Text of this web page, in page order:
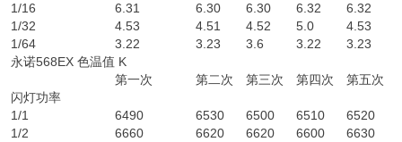
1/16
6.31 6.30 6.30 6.32 6.32
1/32
4.53 4.51 4.52 5.0 4.53
1/64
3.22 3.23 3.6 3.22 3.23
永诺568EX 色温值 K
第一次
第二次 第三次 第四次 第五次
闪灯功率
1/1
6490 6530 6500 6510 6520
1/2
6660 6620 6620 6600 6630